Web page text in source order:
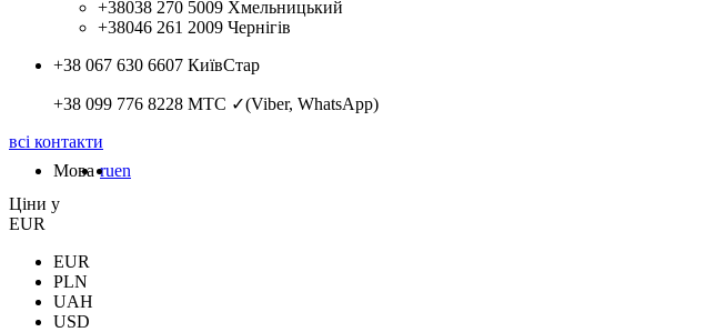
+38038 270 5009 Хмельницький
+38046 261 2009 Чернігів
+38 067 630 6607 КиївСтар
+38 099 776 8228 МТС ✓(Viber, WhatsApp)
всі контакти
Мова ruen
Цiни у
EUR
EUR
PLN
UAH
USD